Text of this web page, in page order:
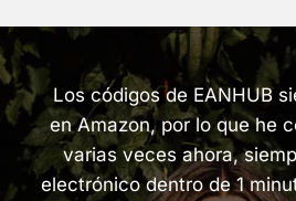
Los códigos de EANHUB
en Amazon, por lo que he
varias veces ahora,
electrónico dentro de 1